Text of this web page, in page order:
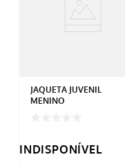
JAQUETA JUVENIL
MENINO
INDISPONÍVEL